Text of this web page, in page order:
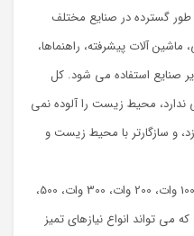
گسترده در صنایع مختلف
آلات پیشرفته، راهنماها،
صنایع استفاده می شود. کل
ندارد، محیط زیست را آلوده نمی
و سازگارتر با محیط زیست و
قدرت های دستگاه از 50 وات، 70 وات، 100 وات، 200 وات، 300 وات، 500،
می کند که می تواند انواع نیازهای تمیز